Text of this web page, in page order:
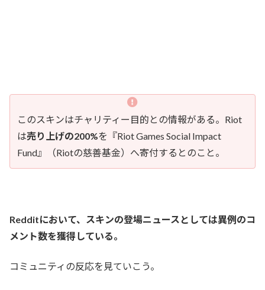
このスキンはチャリティー目的との情報がある。Riot
は売り上げの200%を『Riot Games Social Impact
Fund』（Riotの慈善基金）へ寄付するとのこと。
Redditにおいて、スキンの登場ニュースとしては異例のコ
メント数を獲得している。
コミュニティの反応を見ていこう。